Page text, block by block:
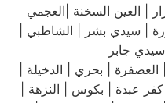
| العين السخنة |العجمي
| سيدي بشر | الشاطبي |
العصفرة | بحري | الدخيلة |
عبدة | بكوس | النزهة |